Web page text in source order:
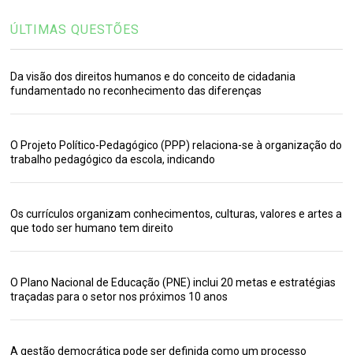
ÚLTIMAS QUESTÕES
Da visão dos direitos humanos e do conceito de cidadania
fundamentado no reconhecimento das diferenças
O Projeto Político-Pedagógico (PPP) relaciona-se à organização do
trabalho pedagógico da escola, indicando
Os currículos organizam conhecimentos, culturas, valores e artes a
que todo ser humano tem direito
O Plano Nacional de Educação (PNE) inclui 20 metas e estratégias
traçadas para o setor nos próximos 10 anos
A gestão democrática pode ser definida como um processo